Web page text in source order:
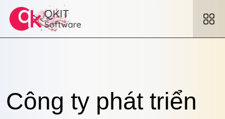
Công ty phát triển